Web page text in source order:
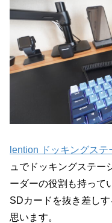
lention ドッキングステ
ュでドッキングステー
ーダーの役割も持って
SDカードを抜き差し
思います。